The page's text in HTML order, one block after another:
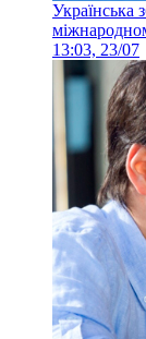
Українська
13:03, 23/07